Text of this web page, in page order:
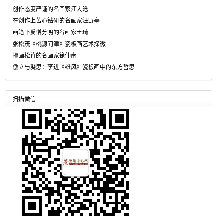
创作态度严谨的名画家汪大沧
在创作上苦心钻研的名画家汪野亭
画笔下爱憎分明的名画家王琦
张松茂《桃源问津》瓷板画艺术探微
擅画松竹的名画家徐仲南
傲立与凝思：李进《雄风》瓷板画中的东方哲思
扫描微信